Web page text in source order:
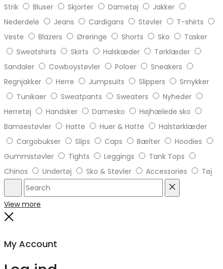
Strik
Bluser Skjorter Dametøj
Jakker
Nederdele
Jeans Cardigans Støvler
T-shirts
Veste
Blazers Øreringe Shorts Sko
Tasker
Sweatshirts
Skirts Halskæder
Tørklæder
Sandaler
Cowboystøvler Poloer
Sneakers
Regnjakker
Herre Jumpsuits Slippers
Smykker
Tunikaer
Sweatpants Sweaters
Nyheder
Herretøj
Handsker Damesko
Højhælede sko
Bamsestøvler
Hatte Huer & Hatte
Halstørklæder
Cargobukser
Slips Caps Bælter
Hoodies
Gummistøvler
Tights Leggings
Tank Tops
Chinos
Undertøj Sko & Støvler Accessories Tøj
Search
View more
My Account